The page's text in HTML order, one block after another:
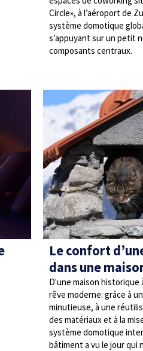
Circle», à l’aéroport de
système domotique
s’appuyant sur un petit
composants centraux.
Le confort
dans une
D'une maison historique
rêve moderne: grâce à
minutieuse, à une
des matériaux et à la
système domotique
bâtiment a vu le jour qui